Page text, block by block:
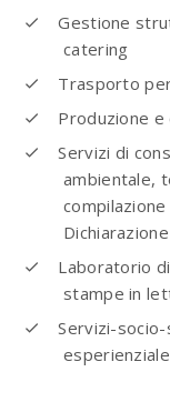
Gestione
catering
Trasporto
Produzione
Servizi di
ambientale,
Laboratorio
stampe in
Servizi-